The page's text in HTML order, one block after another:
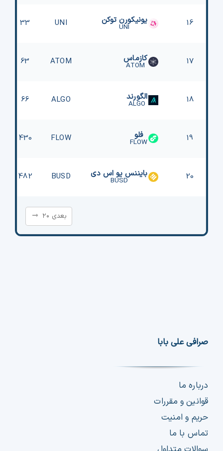
16 یونیکورن توکن
UNI
UNI
33
17 کازماس
ATOM
ATOM
63
18 الگورند
ALGO
ALGO
66
19 فلو
FLOW
FLOW
430
20 بایننس یو اس دی
BUSD
BUSD
482
بعدی ۲۰
صرافی علی بابا
درباره ما
قوانین و مقررات
حریم و امنیت
تماس با ما